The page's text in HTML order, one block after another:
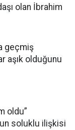
olan İbrahim
geçmiş
aşık olduğunu
oldu”
soluklu ilişkisi